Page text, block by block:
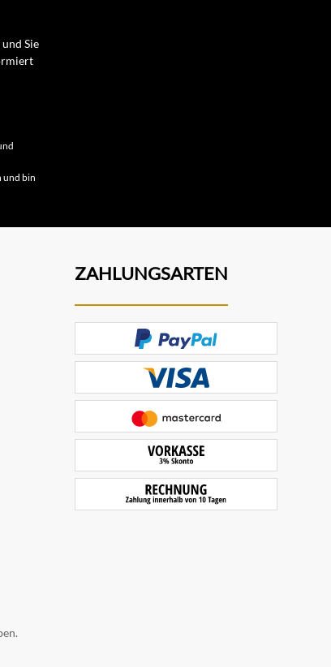
Sie
und bin
ZAHLUNGSARTEN